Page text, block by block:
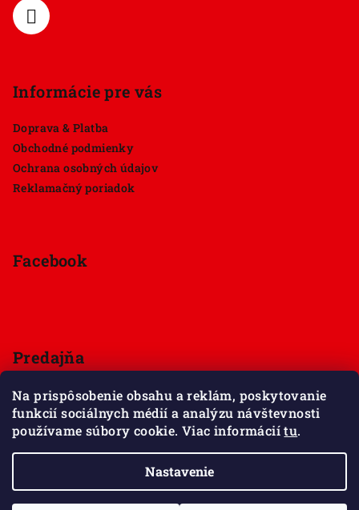
Na prispôsobenie obsahu a reklám, poskytovanie
funkcií sociálnych médií a analýzu návštevnosti
používame súbory cookie. Viac informáciítu.
Nastavenie
Informácie pre vás
Doprava & Platba
Obchodné podmienky
Ochrana osobných údajov
Reklamačný poriadok
Facebook
Predajňa
Štúrova 33, 949 01 Nitra
Pondelok - Sobota 9:00 - 18:00
Nedeľa - zatvorené
Zobraziť mapu